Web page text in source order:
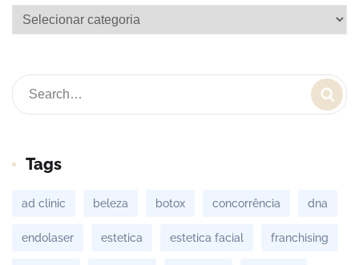
Tags
ad clinic beleza botox concorrência dna
endolaser estetica estetica facial franchising